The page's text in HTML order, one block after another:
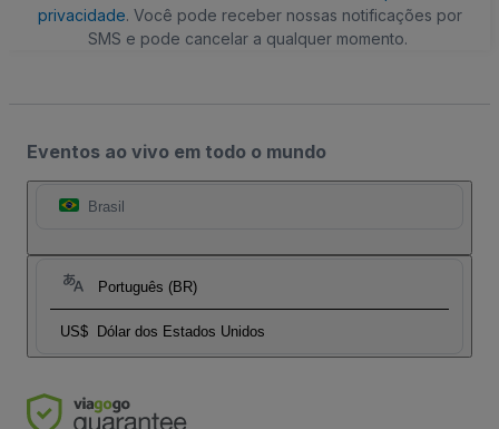
privacidade. Você pode receber nossas notificações por
SMS e pode cancelar a qualquer momento.
Eventos ao vivo em todo o mundo
Brasil
Português (BR)
US$ Dólar dos Estados Unidos